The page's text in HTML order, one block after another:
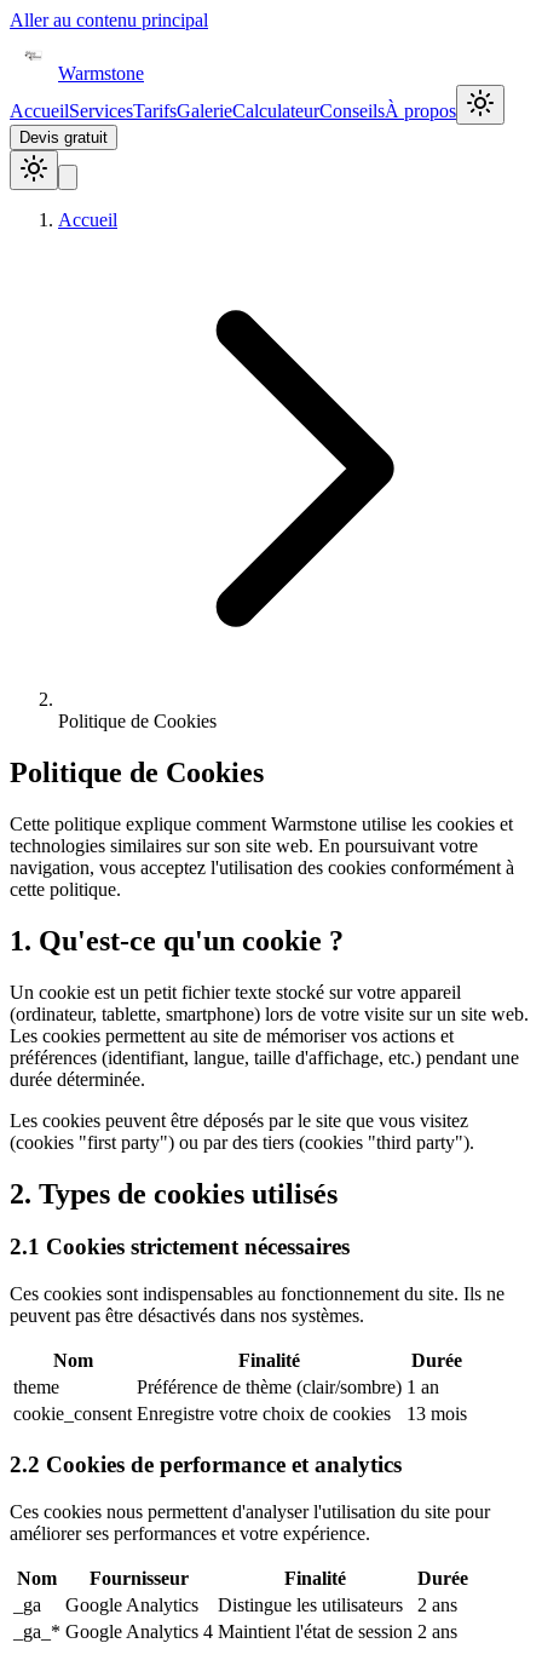
Aller au contenu principal
Warmstone
AccueilServicesTarifsGalerieCalculateurConseilsÀ propos
Devis gratuit
Accueil
Politique de Cookies
Politique de Cookies
Cette politique explique comment Warmstone utilise les cookies et
technologies similaires sur son site web. En poursuivant votre
navigation, vous acceptez l'utilisation des cookies conformément à
cette politique.
1. Qu'est-ce qu'un cookie ?
Un cookie est un petit fichier texte stocké sur votre appareil
(ordinateur, tablette, smartphone) lors de votre visite sur un site web.
Les cookies permettent au site de mémoriser vos actions et
préférences (identifiant, langue, taille d'affichage, etc.) pendant une
durée déterminée.
Les cookies peuvent être déposés par le site que vous visitez
(cookies "first party") ou par des tiers (cookies "third party").
2. Types de cookies utilisés
2.1 Cookies strictement nécessaires
Ces cookies sont indispensables au fonctionnement du site. Ils ne
peuvent pas être désactivés dans nos systèmes.
Nom Finalité
Durée
theme
Préférence de thème (clair/sombre) 1 an
cookie_consent Enregistre votre choix de cookies 13 mois
2.2 Cookies de performance et analytics
Ces cookies nous permettent d'analyser l'utilisation du site pour
améliorer ses performances et votre expérience.
Nom Fournisseur Finalité
Durée
_ga
Google Analytics Distingue les utilisateurs
2 ans
_ga_* Google Analytics 4 Maintient l'état de session 2 ans